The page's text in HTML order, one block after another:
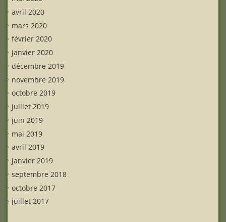
avril 2020
mars 2020
février 2020
janvier 2020
décembre 2019
novembre 2019
octobre 2019
juillet 2019
juin 2019
mai 2019
avril 2019
janvier 2019
septembre 2018
octobre 2017
juillet 2017